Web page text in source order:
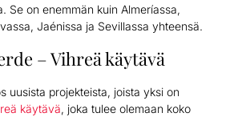
Se on enemmän kuin Almeríassa,
Jaénissa ja Sevillassa yhteensä.
– Vihreä käytävä
uusista projekteista, joista yksi on
käytävä, joka tulee olemaan koko